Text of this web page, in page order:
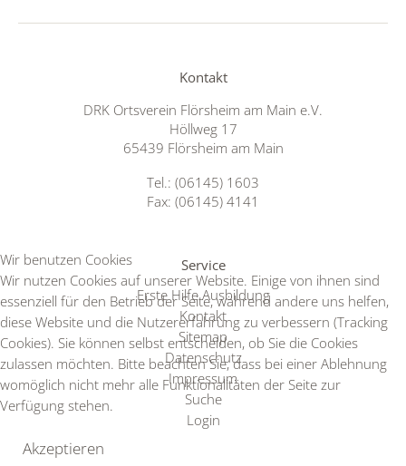
Kontakt
DRK Ortsverein Flörsheim am Main e.V.
Höllweg 17
65439 Flörsheim am Main
Tel.: (06145) 1603
Fax: (06145) 4141
Service
Erste Hilfe Ausbildung
Kontakt
Sitemap
Datenschutz
Impressum
Suche
Login
Wir benutzen Cookies
Wir nutzen Cookies auf unserer Website. Einige von ihnen sind
essenziell für den Betrieb der Seite, während andere uns helfen,
diese Website und die Nutzererfahrung zu verbessern (Tracking
Cookies). Sie können selbst entscheiden, ob Sie die Cookies
zulassen möchten. Bitte beachten Sie, dass bei einer Ablehnung
womöglich nicht mehr alle Funktionalitäten der Seite zur
Verfügung stehen.
Akzeptieren